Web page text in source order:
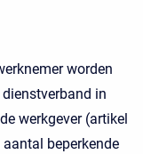
worden
in
werkgever (artikel
beperkende